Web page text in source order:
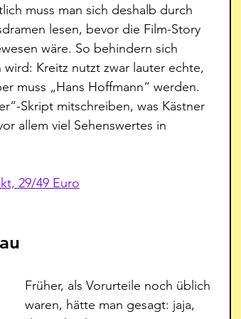
muss man sich deshalb durch
lesen, bevor die Film-Story
wäre. So behindern sich
Kreitz nutzt zwar lauter echte,
muss „Hans Hoffmann“ werden.
Skript mitschreiben, was Kästner
allem viel Sehenswertes in
29/49 Euro
Früher, als Vorurteile noch üblich
waren, hätte man gesagt: jaja,